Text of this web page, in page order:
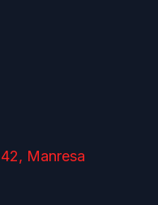
Manresa